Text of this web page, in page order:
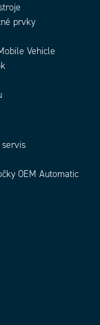
prvky
Vehicle
servis
OEM Automatic